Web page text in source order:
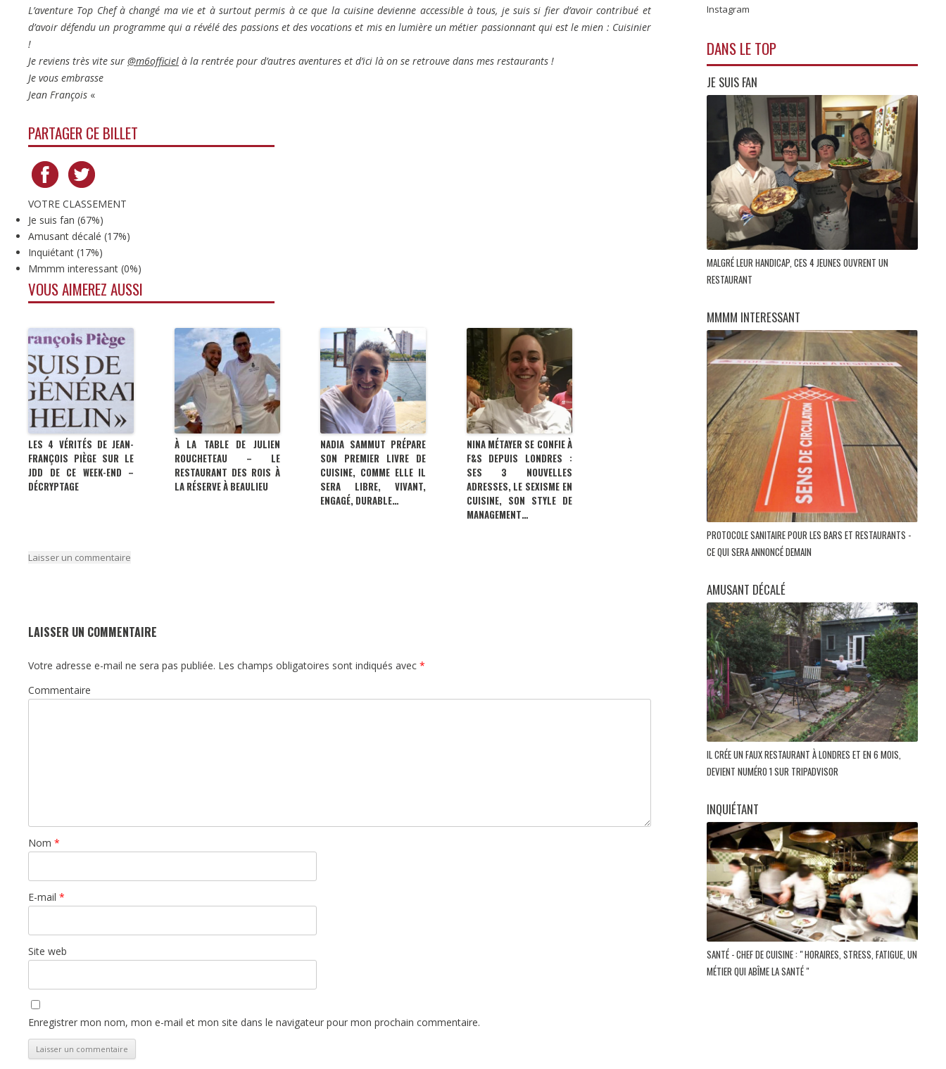
L’aventure Top Chef à changé ma vie et à surtout permis à ce que la cuisine devienne accessible à tous, je suis si fier d’avoir contribué et
d’avoir défendu un programme qui a révélé des passions et des vocations et mis en lumière un métier passionnant qui est le mien : Cuisinier
!
Je reviens très vite sur @m6officiel à la rentrée pour d’autres aventures et d’ici là on se retrouve dans mes restaurants !
Je vous embrasse
Jean François «
PARTAGER CE BILLET
VOTRE CLASSEMENT
Je suis fan (67%)
Amusant décalé (17%)
Inquiétant (17%)
Mmmm interessant (0%)
VOUS AIMEREZ AUSSI
LES 4 VÉRITÉS DE JEAN-
FRANÇOIS PIÈGE SUR LE
JDD DE CE WEEK-END –
DÉCRYPTAGE
À LA TABLE DE JULIEN
ROUCHETEAU – LE
RESTAURANT DES ROIS À
LA RÉSERVE À BEAULIEU
NADIA SAMMUT PRÉPARE
SON PREMIER LIVRE DE
CUISINE, COMME ELLE IL
SERA LIBRE, VIVANT,
ENGAGÉ, DURABLE…
NINA MÉTAYER SE CONFIE À
F&S DEPUIS LONDRES :
SES 3 NOUVELLES
ADRESSES, LE SEXISME EN
CUISINE, SON STYLE DE
MANAGEMENT…
Laisser un commentaire
LAISSER UN COMMENTAIRE
Votre adresse e-mail ne sera pas publiée. Les champs obligatoires sont indiqués avec *
Commentaire
Nom *
E-mail *
Site web
Enregistrer mon nom, mon e-mail et mon site dans le navigateur pour mon prochain commentaire.
Instagram
DANS LE TOP
JE SUIS FAN
MALGRÉ LEUR HANDICAP, CES 4 JEUNES OUVRENT UN
RESTAURANT
MMMM INTERESSANT
PROTOCOLE SANITAIRE POUR LES BARS ET RESTAURANTS -
CE QUI SERA ANNONCÉ DEMAIN
AMUSANT DÉCALÉ
IL CRÉE UN FAUX RESTAURANT À LONDRES ET EN 6 MOIS,
DEVIENT NUMÉRO 1 SUR TRIPADVISOR
INQUIÉTANT
SANTÉ - CHEF DE CUISINE : " HORAIRES, STRESS, FATIGUE, UN
MÉTIER QUI ABÎME LA SANTÉ "